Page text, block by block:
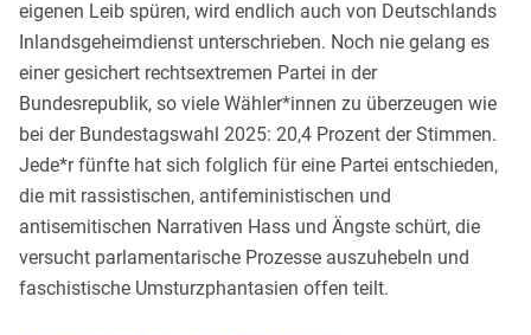
eigenen Leib spüren, wird endlich auch von Deutschlands
Inlandsgeheimdienst unterschrieben. Noch nie gelang es
einer gesichert rechtsextremen Partei in der
Bundesrepublik, so viele Wähler*innen zu überzeugen wie
bei der Bundestagswahl 2025: 20,4 Prozent der Stimmen.
Jede*r fünfte hat sich folglich für eine Partei entschieden,
die mit rassistischen, antifeministischen und
antisemitischen Narrativen Hass und Ängste schürt, die
versucht parlamentarische Prozesse auszuhebeln und
faschistische Umsturzphantasien offen teilt.